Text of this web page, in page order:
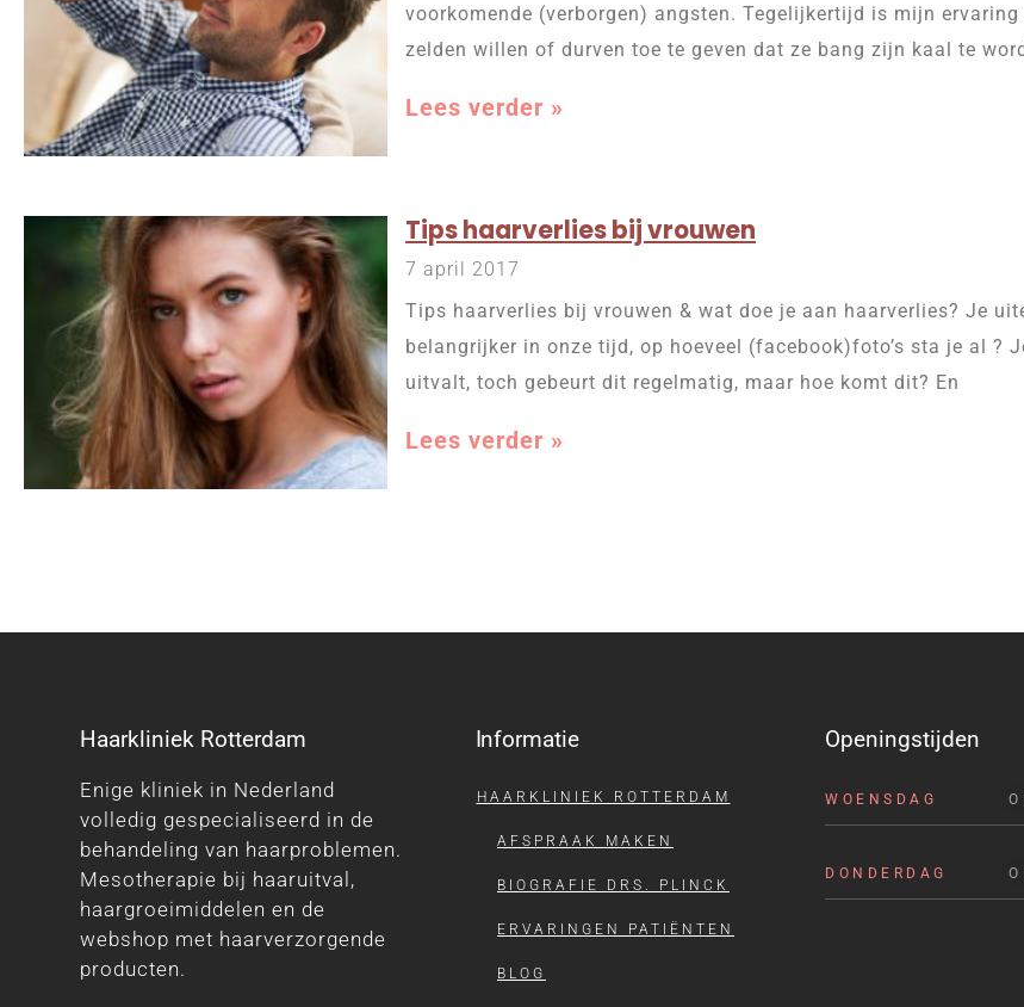
voorkomende (verborgen) angsten. Tegelijkertijd is mijn
zelden willen of durven toe te geven dat ze bang zijn kaal te
Lees verder »
Tips haarverlies bij vrouwen
7 april 2017
Tips haarverlies bij vrouwen & wat doe je aan haarverlies? Je
belangrijker in onze tijd, op hoeveel (facebook)foto’s sta je al ?
uitvalt, toch gebeurt dit regelmatig, maar hoe komt dit? En
Lees verder »
Haarkliniek Rotterdam
Enige kliniek in Nederland
volledig gespecialiseerd in de
behandeling van haarproblemen.
Mesotherapie bij haaruitval,
haargroeimiddelen en de
webshop met haarverzorgende
producten.
Informatie
HAARKLINIEK ROTTERDAM
AFSPRAAK MAKEN
BIOGRAFIE DRS. PLINCK
ERVARINGEN PATIËNTEN
BLOG
Openingstijden
WOENSDAG
DONDERDAG